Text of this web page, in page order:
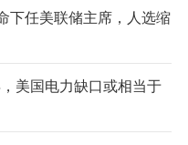
下任美联储主席，人选缩
美国电力缺口或相当于